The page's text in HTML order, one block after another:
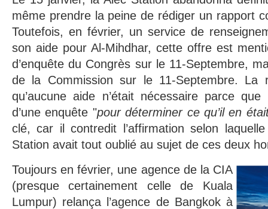
même prendre la peine de rédiger un rapport
Toutefois, en février, un service de
son aide pour Al-Mihdhar, cette offre est
d’enquête du Congrès sur le 11-Septembre,
de la Commission sur le 11-Septembre. La
qu’aucune aide n’était nécessaire parce
d’une enquête "pour déterminer ce qu’il en
clé, car il contredit l’affirmation selon
Station avait tout oublié au sujet de ces deux
Toujours en février, une agence de la CIA
(presque certainement celle de Kuala
Lumpur) relança l’agence de Bangkok à